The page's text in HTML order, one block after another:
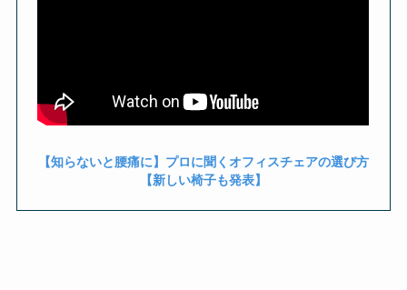
【知らないと腰痛に】プロに聞くオフィスチェアの選び方
【新しい椅子も発表】